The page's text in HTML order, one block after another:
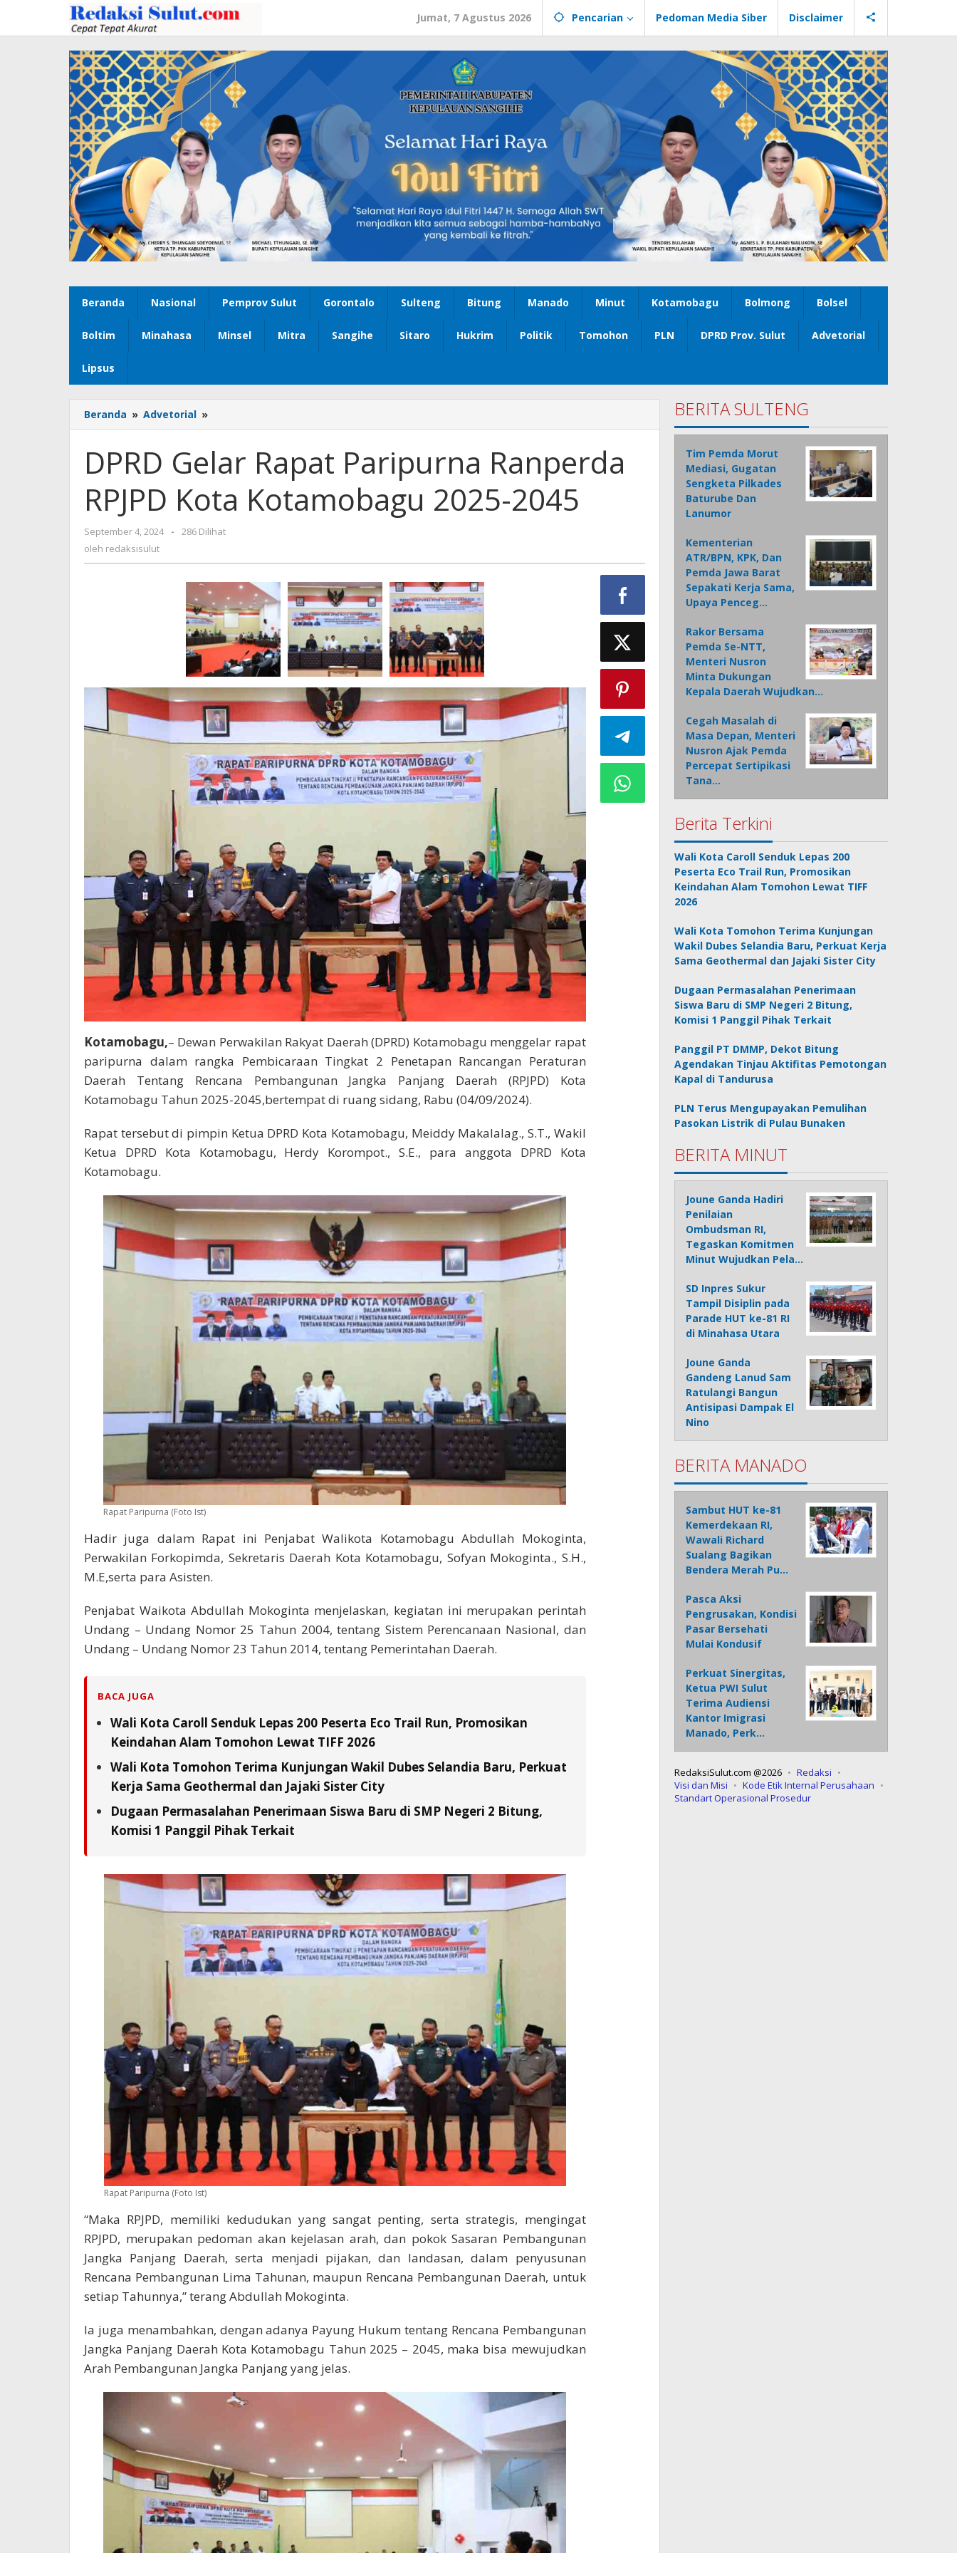
konten
Jumat, 7 Agustus 2026 Pencarian Pedoman Media Siber Disclaimer
Beranda Nasional Pemprov Sulut Gorontalo Sulteng Bitung Manado Minut Kotamobagu Bolmong Bolsel
Boltim Minahasa Minsel Mitra Sangihe Sitaro Hukrim Politik Tomohon PLN DPRD Prov. Sulut Advetorial
Lipsus
Beranda » Advetorial »
Gelar
Paripurna
Ranperda
RPJPD
Kota
2025-
DPRD Gelar Rapat Paripurna Ranperda
RPJPD Kota Kotamobagu 2025-2045
September 4, 2024
oleh
-
286 Dilihat
oleh redaksisulut
Kotamobagu,– Dewan Perwakilan Rakyat Daerah (DPRD) Kotamobagu menggelar rapat
paripurna dalam rangka Pembicaraan Tingkat 2 Penetapan Rancangan Peraturan
Daerah Tentang Rencana Pembangunan Jangka Panjang Daerah (RPJPD) Kota
Kotamobagu Tahun 2025-2045,bertempat di ruang sidang, Rabu (04/09/2024).
Rapat tersebut di pimpin Ketua DPRD Kota Kotamobagu, Meiddy Makalalag., S.T., Wakil
Ketua DPRD Kota Kotamobagu, Herdy Korompot., S.E., para anggota DPRD Kota
Kotamobagu.
Rapat Paripurna (Foto Ist)
Hadir juga dalam Rapat ini Penjabat Walikota Kotamobagu Abdullah Mokoginta,
Perwakilan Forkopimda, Sekretaris Daerah Kota Kotamobagu, Sofyan Mokoginta., S.H.,
M.E,serta para Asisten.
Penjabat Waikota Abdullah Mokoginta menjelaskan, kegiatan ini merupakan perintah
Undang – Undang Nomor 25 Tahun 2004, tentang Sistem Perencanaan Nasional, dan
Undang – Undang Nomor 23 Tahun 2014, tentang Pemerintahan Daerah.
BACA JUGA
Wali Kota Caroll Senduk Lepas 200 Peserta Eco Trail Run, Promosikan
Keindahan Alam Tomohon Lewat TIFF 2026
Wali Kota Tomohon Terima Kunjungan Wakil Dubes Selandia Baru, Perkuat
Kerja Sama Geothermal dan Jajaki Sister City
Dugaan Permasalahan Penerimaan Siswa Baru di SMP Negeri 2 Bitung,
Komisi 1 Panggil Pihak Terkait
Rapat Paripurna (Foto Ist)
“Maka RPJPD, memiliki kedudukan yang sangat penting, serta strategis, mengingat
RPJPD, merupakan pedoman akan kejelasan arah, dan pokok Sasaran Pembangunan
Jangka Panjang Daerah, serta menjadi pijakan, dan landasan, dalam penyusunan
Rencana Pembangunan Lima Tahunan, maupun Rencana Pembangunan Daerah, untuk
setiap Tahunnya,” terang Abdullah Mokoginta.
Ia juga menambahkan, dengan adanya Payung Hukum tentang Rencana Pembangunan
Jangka Panjang Daerah Kota Kotamobagu Tahun 2025 – 2045, maka bisa mewujudkan
Arah Pembangunan Jangka Panjang yang jelas.
BERITA SULTENG
Tim Pemda Morut
Mediasi, Gugatan
Sengketa Pilkades
Baturube Dan
Lanumor
Kementerian
ATR/BPN, KPK, Dan
Pemda Jawa Barat
Sepakati Kerja Sama,
Upaya Penceg…
Rakor Bersama
Pemda Se-NTT,
Menteri Nusron
Minta Dukungan
Kepala Daerah Wujudkan…
Cegah Masalah di
Masa Depan, Menteri
Nusron Ajak Pemda
Percepat Sertipikasi
Tana…
Berita Terkini
Wali Kota Caroll Senduk Lepas 200
Peserta Eco Trail Run, Promosikan
Keindahan Alam Tomohon Lewat TIFF
2026
Wali Kota Tomohon Terima Kunjungan
Wakil Dubes Selandia Baru, Perkuat Kerja
Sama Geothermal dan Jajaki Sister City
Dugaan Permasalahan Penerimaan
Siswa Baru di SMP Negeri 2 Bitung,
Komisi 1 Panggil Pihak Terkait
Panggil PT DMMP, Dekot Bitung
Agendakan Tinjau Aktifitas Pemotongan
Kapal di Tandurusa
PLN Terus Mengupayakan Pemulihan
Pasokan Listrik di Pulau Bunaken
BERITA MINUT
Joune Ganda Hadiri
Penilaian
Ombudsman RI,
Tegaskan Komitmen
Minut Wujudkan Pela…
SD Inpres Sukur
Tampil Disiplin pada
Parade HUT ke-81 RI
di Minahasa Utara
Joune Ganda
Gandeng Lanud Sam
Ratulangi Bangun
Antisipasi Dampak El
Nino
BERITA MANADO
Sambut HUT ke-81
Kemerdekaan RI,
Wawali Richard
Sualang Bagikan
Bendera Merah Pu…
Pasca Aksi
Pengrusakan, Kondisi
Pasar Bersehati
Mulai Kondusif
Perkuat Sinergitas,
Ketua PWI Sulut
Terima Audiensi
Kantor Imigrasi
Manado, Perk…
RedaksiSulut.com @2026
Redaksi
Visi dan Misi
Kode Etik Internal Perusahaan
Standart Operasional Prosedur